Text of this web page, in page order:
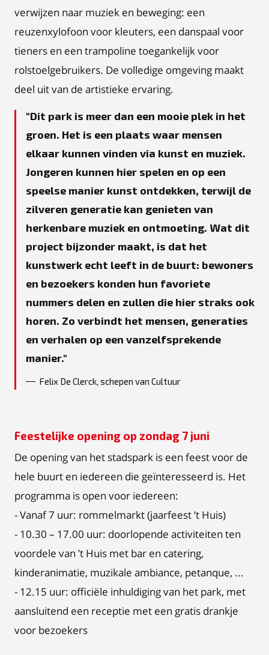
verwijzen naar muziek en beweging: een
reuzenxylofoon voor kleuters, een danspaal voor
tieners en een trampoline toegankelijk voor
rolstoelgebruikers. De volledige omgeving maakt
deel uit van de artistieke ervaring.
Dit park is meer dan een mooie plek in het
groen. Het is een plaats waar mensen
elkaar kunnen vinden via kunst en muziek.
Jongeren kunnen hier spelen en op een
speelse manier kunst ontdekken, terwijl de
zilveren generatie kan genieten van
herkenbare muziek en ontmoeting. Wat dit
project bijzonder maakt, is dat het
kunstwerk echt leeft in de buurt: bewoners
en bezoekers konden hun favoriete
nummers delen en zullen die hier straks ook
horen. Zo verbindt het mensen, generaties
en verhalen op een vanzelfsprekende
manier.
Felix De Clerck, schepen van Cultuur
Feestelijke opening op zondag 7 juni
De opening van het stadspark is een feest voor de
hele buurt en iedereen die geïnteresseerd is. Het
programma is open voor iedereen:
- Vanaf 7 uur: rommelmarkt (jaarfeest ’t Huis)
- 10.30 – 17.00 uur: doorlopende activiteiten ten
voordele van ’t Huis met bar en catering,
kinderanimatie, muzikale ambiance, petanque, ...
- 12.15 uur: officiële inhuldiging van het park, met
aansluitend een receptie met een gratis drankje
voor bezoekers